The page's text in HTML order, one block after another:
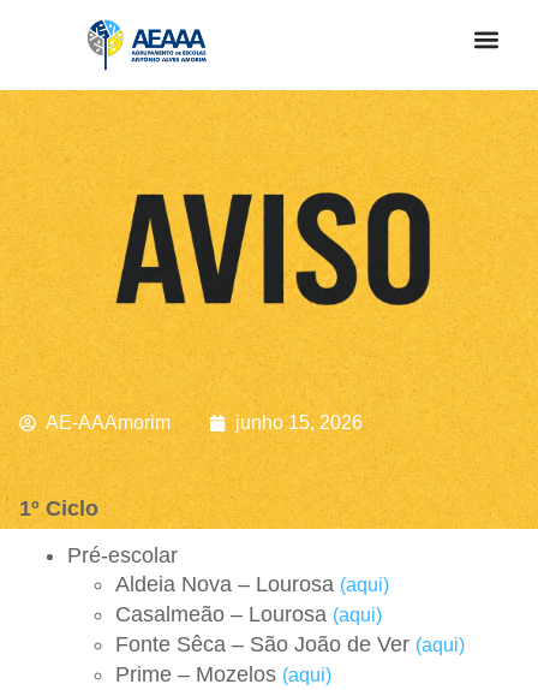
AE-AAAmorim junho 15, 2026
1º Ciclo
Pré-escolar
Aldeia Nova – Lourosa (aqui)
Casalmeão – Lourosa (aqui)
Fonte Sêca – São João de Ver (aqui)
Prime – Mozelos (aqui)